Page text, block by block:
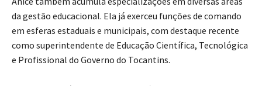
da gestão educacional. Ela já exerceu funções de comando
em esferas estaduais e municipais, com destaque recente
como superintendente de Educação Científica, Tecnológica
e Profissional do Governo do Tocantins.